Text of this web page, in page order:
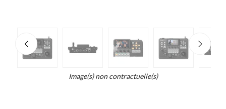
Image(s) non contractuelle(s)